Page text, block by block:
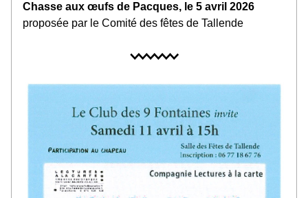
Chasse aux œufs de Pacques, le 5 avril 2026
proposée par le Comité des fêtes de Tallende